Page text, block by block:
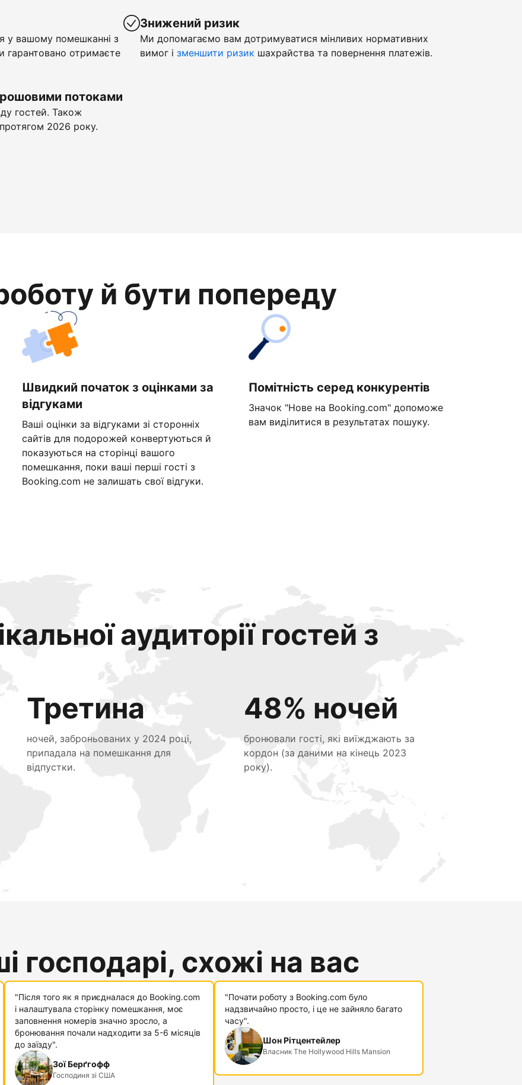
у вашому помешканні з
гарантовано отримаєте
потоками
гостей. Також
2026 року.
Знижений ризик
Ми допомагаємо вам дотримуватися мінливих нормативних
вимог і зменшити ризик шахрайства та повернення платежів.
й бути попереду
Швидкий початок з оцінками за
відгуками
Ваші оцінки за відгуками зі сторонніх
сайтів для подорожей конвертуються й
показуються на сторінці вашого
помешкання, поки ваші перші гості з
Booking.com не залишать свої відгуки.
Помітність серед конкурентів
Значок "Нове на Booking.com" допоможе
вам виділитися в результатах пошуку.
аудиторії гостей з
Третина
ночей, заброньованих у 2024 році,
припадала на помешкання для
відпустки.
48% ночей
бронювали гості, які виїжджають за
кордон (за даними на кінець 2023
року).
господарі, схожі на вас
"Після того як я приєдналася до Booking.com
і налаштувала сторінку помешкання, моє
заповнення номерів значно зросло, а
бронювання почали надходити за 5-6 місяців
до заїзду".
Зої Берґгофф
Господиня зі США
"Почати роботу з Booking.com було
надзвичайно просто, і це не зайняло багато
часу".
Шон Рітцентейлер
Власник The Hollywood Hills Mansion